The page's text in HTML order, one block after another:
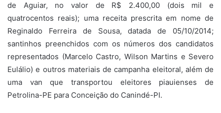
de Aguiar, no valor de R$ 2.400,00 (dois mil e
quatrocentos reais); uma receita prescrita em nome de
Reginaldo Ferreira de Sousa, datada de 05/10/2014;
santinhos preenchidos com os números dos candidatos
representados (Marcelo Castro, Wilson Martins e Severo
Eulálio) e outros materiais de campanha eleitoral, além de
uma van que transportou eleitores piauienses de
Petrolina-PE para Conceição do Canindé-PI.